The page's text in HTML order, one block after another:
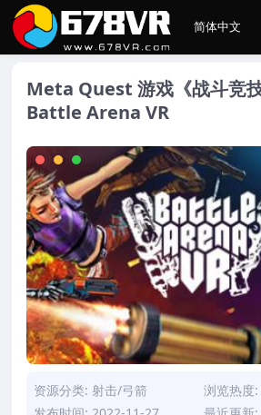
Meta Quest 游戏《战斗竞技
Battle Arena VR
资源分类: 射击/弓箭
浏览热度